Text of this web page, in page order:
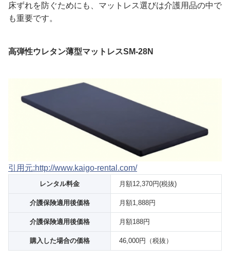
床ずれを防ぐためにも、マットレス選びは介護用品の中で
も重要です。
高弾性ウレタン薄型マットレスSM-28N
引用元:http://www.kaigo-rental.com/
レンタル料金 月額12,370円(税抜)
介護保険適用後価格 月額1,888円
介護保険適用後価格 月額188円
購入した場合の価格 46,000円（税抜）